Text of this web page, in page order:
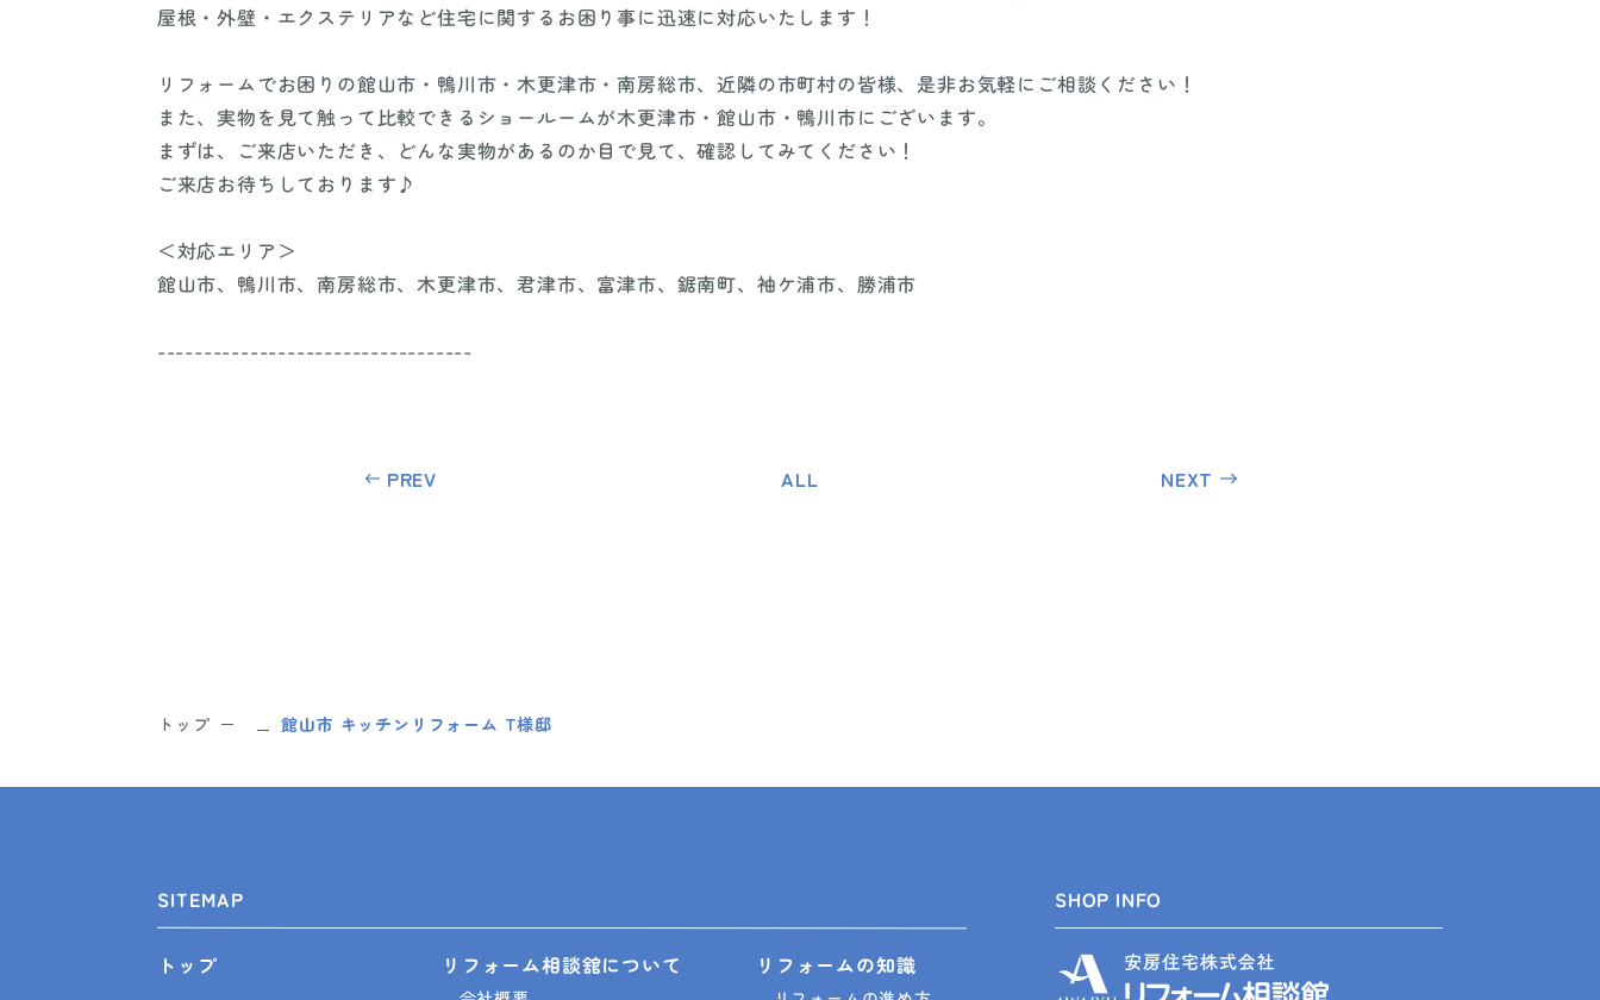
屋根・外壁・エクステリアなど住宅に関するお困り事に迅速に対応いたします！
リフォームでお困りの館山市・鴨川市・木更津市・南房総市、近隣の市町村の皆様、是非お気軽にご相談ください！
また、実物を見て触って比較できるショールームが木更津市・館山市・鴨川市にございます。
まずは、ご来店いただき、どんな実物があるのか目で見て、確認してみてください！
ご来店お待ちしております♪
＜対応エリア＞
館山市、鴨川市、南房総市、木更津市、君津市、富津市、鋸南町、袖ケ浦市、勝浦市
----------------------------------
PREV ALL NEXT
トップ 館山市 キッチンリフォーム T様邸
SITEMAP
トップ リフォーム相談舘について リフォームの知識
SHOP INFO